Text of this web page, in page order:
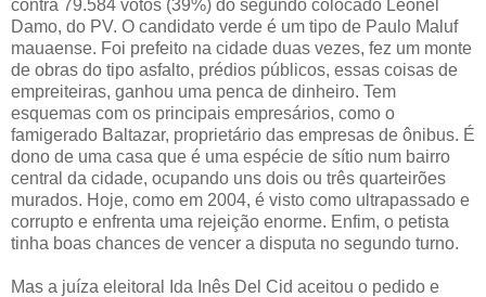
contra 79.584 votos (39%) do segundo colocado Leonel
Damo, do PV. O candidato verde é um tipo de Paulo Maluf
mauaense. Foi prefeito na cidade duas vezes, fez um monte
de obras do tipo asfalto, prédios públicos, essas coisas de
empreiteiras, ganhou uma penca de dinheiro. Tem
esquemas com os principais empresários, como o
famigerado Baltazar, proprietário das empresas de ônibus. É
dono de uma casa que é uma espécie de sítio num bairro
central da cidade, ocupando uns dois ou três quarteirões
murados. Hoje, como em 2004, é visto como ultrapassado e
corrupto e enfrenta uma rejeição enorme. Enfim, o petista
tinha boas chances de vencer a disputa no segundo turno.
Mas a juíza eleitoral Ida Inês Del Cid aceitou o pedido e